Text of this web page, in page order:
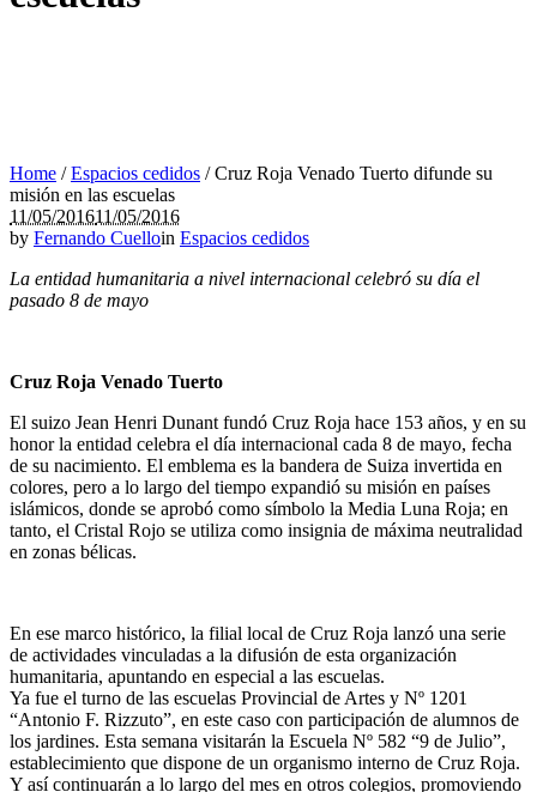
Home /Espacios cedidos /Cruz Roja Venado Tuerto difunde su
misión en las escuelas
11/05/201611/05/2016
by Fernando Cuelloin Espacios cedidos
La entidad humanitaria a nivel internacional celebró su día el
pasado 8 de mayo
Cruz Roja Venado Tuerto
El suizo Jean Henri Dunant fundó Cruz Roja hace 153 años, y en su
honor la entidad celebra el día internacional cada 8 de mayo, fecha
de su nacimiento. El emblema es la bandera de Suiza invertida en
colores, pero a lo largo del tiempo expandió su misión en países
islámicos, donde se aprobó como símbolo la Media Luna Roja; en
tanto, el Cristal Rojo se utiliza como insignia de máxima neutralidad
en zonas bélicas.
En ese marco histórico, la filial local de Cruz Roja lanzó una serie
de actividades vinculadas a la difusión de esta organización
humanitaria, apuntando en especial a las escuelas.
Ya fue el turno de las escuelas Provincial de Artes y Nº 1201
“Antonio F. Rizzuto”, en este caso con participación de alumnos de
los jardines. Esta semana visitarán la Escuela Nº 582 “9 de Julio”,
establecimiento que dispone de un organismo interno de Cruz Roja.
Y así continuarán a lo largo del mes en otros colegios, promoviendo